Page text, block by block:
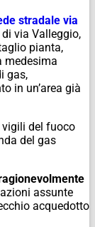
stradale via
via Valleggio,
pianta,
medesima
gas,
in un’area già
vigili del fuoco
del gas
assunte
acquedotto